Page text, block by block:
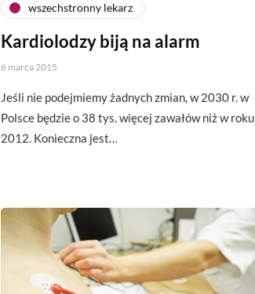
wszechstronny lekarz
Kardiolodzy biją na alarm
6 marca 2015
Jeśli nie podejmiemy żadnych zmian, w 2030 r. w
Polsce będzie o 38 tys. więcej zawałów niż w roku
2012. Konieczna jest…